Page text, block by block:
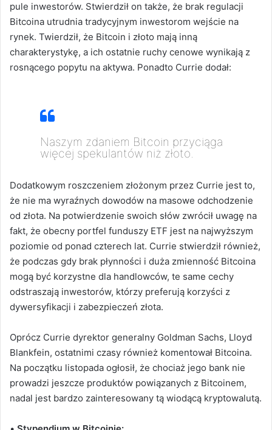
pule inwestorów. Stwierdził on także, że brak regulacji
Bitcoina utrudnia tradycyjnym inwestorom wejście na
rynek. Twierdził, że Bitcoin i złoto mają inną
charakterystykę, a ich ostatnie ruchy cenowe wynikają z
rosnącego popytu na aktywa. Ponadto Currie dodał:
Naszym zdaniem Bitcoin przyciąga
więcej spekulantów niż złoto.
Dodatkowym roszczeniem złożonym przez Currie jest to,
że nie ma wyraźnych dowodów na masowe odchodzenie
od złota. Na potwierdzenie swoich słów zwrócił uwagę na
fakt, że obecny portfel funduszy ETF jest na najwyższym
poziomie od ponad czterech lat. Currie stwierdził również,
że podczas gdy brak płynności i duża zmienność Bitcoina
mogą być korzystne dla handlowców, te same cechy
odstraszają inwestorów, którzy preferują korzyści z
dywersyfikacji i zabezpieczeń złota.
Oprócz Currie dyrektor generalny Goldman Sachs, Lloyd
Blankfein, ostatnimi czasy również komentował Bitcoina.
Na początku listopada ogłosił, że chociaż jego bank nie
prowadzi jeszcze produktów powiązanych z Bitcoinem,
nadal jest bardzo zainteresowany tą wiodącą kryptowalutą.